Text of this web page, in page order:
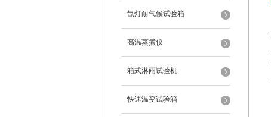
氙灯耐气候试验箱
高温蒸煮仪
箱式淋雨试验机
快速温变试验箱